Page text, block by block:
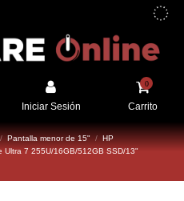
Iniciar Sesión
0
Carrito
Pantalla menor de 15"
HP
Ultra 7 255U/16GB/512GB SSD/13"